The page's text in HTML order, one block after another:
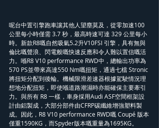
呢台中置引擎跑車讓其他人望塵莫及，從零加速100
公里每小時僅需 3.7 秒，最高時速可達 329 公里每小
時。新款R8嘅自然吸氣5.2升V10FSI 引擎，具有無與
倫比嘅聲浪、閃電般嘅快速反應和令人難以置信嘅活
力。喺R8 V10 performance RWD中，總輸出功率為
570 PS並帶來高達550 Nm嘅扭矩，通過七檔 Stronic
將扭矩分配到後輪。機械限滑差速器根據駕駛情況理
想地分配扭矩，即使喺道路潮濕時亦能確保主要牽引
力。與所有 R8 一樣，車身採用Audi ASF空間框架設
計由鋁製成，大部分部件由CFRP碳纖維增強塑料製
成。因此，R8 V10 performance RWD嘅 Coupé 版本
僅重1590KG，而Spyder版本嘅重量為1695KG。